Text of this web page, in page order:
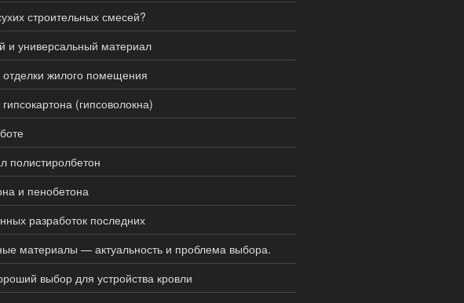
строительных смесей?
и универсальный материал
жилого помещения
(гипсоволокна)
полистиролбетон
и пенобетона
разработок последних
материалы — актуальность и проблема выбора.
выбор для устройства кровли